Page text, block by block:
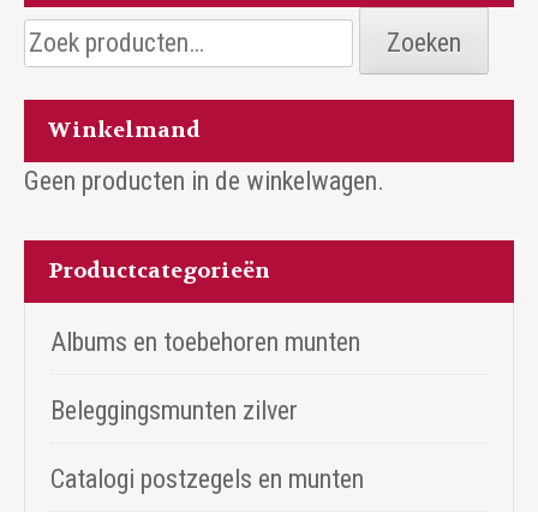
Zoeken
naar:
Zoeken
Winkelmand
Geen producten in de winkelwagen.
Productcategorieën
Albums en toebehoren munten
Beleggingsmunten zilver
Catalogi postzegels en munten